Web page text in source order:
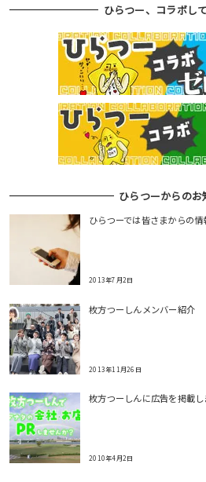
ひらつー、コラボし
ひらつーからのお
ひらつーでは皆さまからの
2013年7月2日
枚方つーしんメンバー紹介
2013年11月26日
枚方つーしんに広告を掲載
2010年4月2日